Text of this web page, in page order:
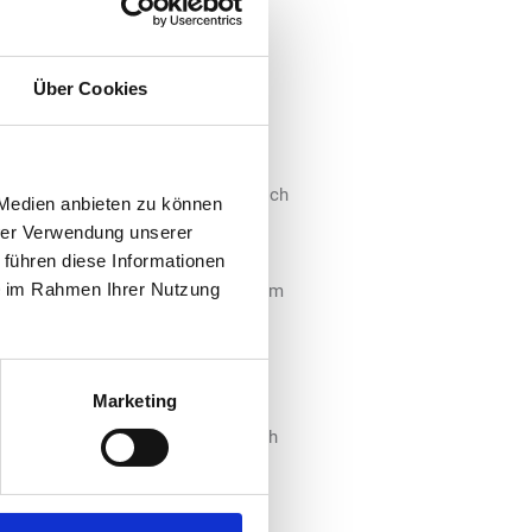
Über Cookies
anbieten zu können
Verwendung unserer
diese Informationen
Rahmen Ihrer Nutzung
Marketing
RATIO Elektronik, erläutert die
bieten verschiedene
gezeigt werden. Zusätzlich
auf dem Signature Pad
Gelegenheit, gleich drei
nun direkt und einfach aus dem
digitale Werbemittel zur
Signage von salesTV lässt sich
auf dem virtuellen Forecourt